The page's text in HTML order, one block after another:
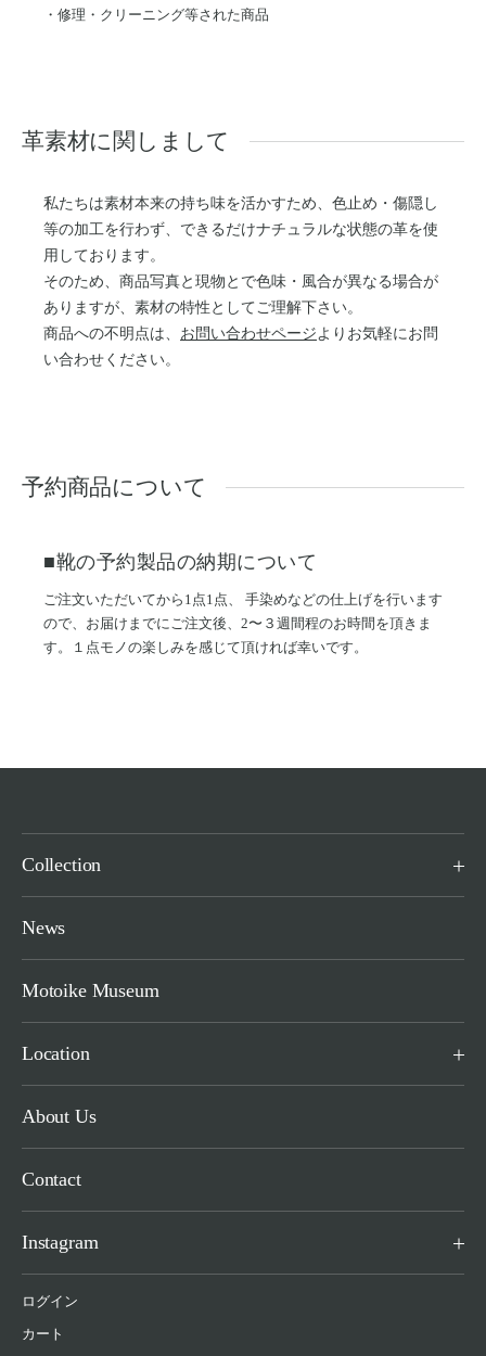
・修理・クリーニング等された商品
革素材に関しまして
私たちは素材本来の持ち味を活かすため、色止め・傷隠し
等の加工を行わず、できるだけナチュラルな状態の革を使
用しております。
そのため、商品写真と現物とで色味・風合が異なる場合が
ありますが、素材の特性としてご理解下さい。
商品への不明点は、 お問い合わせページよりお気軽にお問
い合わせください。
予約商品について
■靴の予約製品の納期について
ご注文いただいてから1点1点、 手染めなどの仕上げを行います
ので、お届けまでにご注文後、2〜３週間程のお時間を頂きま
す。１点モノの楽しみを感じて頂ければ幸いです。
Collection
News
Motoike Museum
Location
About Us
Contact
Instagram
ログイン
カート